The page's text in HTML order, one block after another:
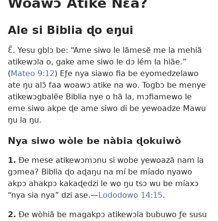
Ale si Biblia ɖo eŋui
Ɛ̃. Yesu gblɔ be: “Ame siwo le lãmesẽ me la mehiã
atikewɔla o, gake ame siwo le dɔ lém la hiãe.”
( Mateo 9:12) Eƒe nya siawo fia be eyomedzelawo
ate ŋu alɔ̃ faa woawɔ atike na wo. Togbɔ be menye
atikewɔgbalẽe Biblia nye o hã la, mɔfiamewo le
eme siwo akpe ɖe ame siwo di be yewoadze Mawu
ŋu la ŋu.
Nya siwo wòle be nàbia ɖokuiwò
1. Ðe mese atikewɔmɔnu si wobe yewoazã nam la
gɔmea? Biblia ɖo aɖaŋu na mí be míado nyawo
akpɔ ahakpɔ kakaɖedzi le wo ŋu tsɔ wu be míaxɔ
“nya sia nya” dzi ase.—Lododowo 14:15.
2. Ðe wòhiã be magakpɔ atikewɔla bubuwo ƒe susu